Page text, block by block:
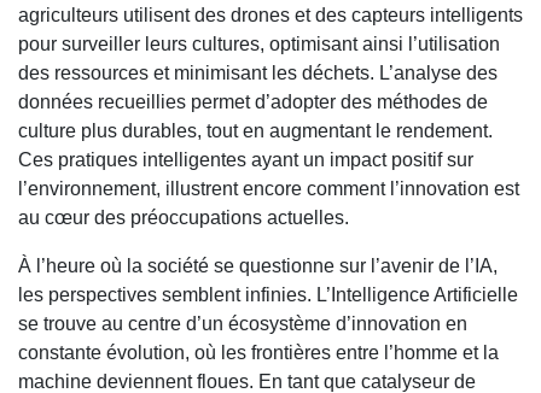
agriculteurs utilisent des drones et des capteurs intelligents
pour surveiller leurs cultures, optimisant ainsi l’utilisation
des ressources et minimisant les déchets. L’analyse des
données recueillies permet d’adopter des méthodes de
culture plus durables, tout en augmentant le rendement.
Ces pratiques intelligentes ayant un impact positif sur
l’environnement, illustrent encore comment l’innovation est
au cœur des préoccupations actuelles.
À l’heure où la société se questionne sur l’avenir de l’IA,
les perspectives semblent infinies. L’Intelligence Artificielle
se trouve au centre d’un écosystème d’innovation en
constante évolution, où les frontières entre l’homme et la
machine deviennent floues. En tant que catalyseur de